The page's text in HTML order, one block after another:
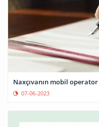
Naxçıvanın mobil
07-06-2023